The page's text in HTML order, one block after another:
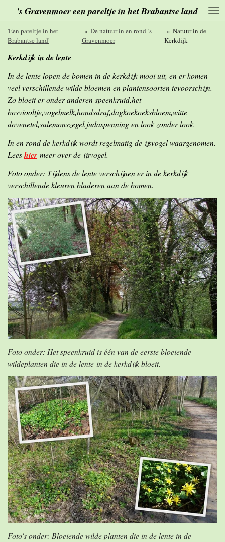
naar
de
's Gravenmoer een pareltje in het Brabantse land
'Een pareltje in het
Brabantse land'
» De natuur in en rond ’s
Gravenmoer
» Natuur in de
Kerkdijk
Kerkdijk in de lente
In de lente lopen de bomen in de kerkdijk mooi uit, en er komen
veel verschillende wilde bloemen en plantensoorten tevoorschijn.
Zo bloeit er onder anderen speenkruid,het
bosviooltje,vogelmelk,hondsdraf,dagkoekoeksbloem,witte
dovenetel,salemonszegel,judaspenning en look zonder look.
In en rond de kerkdijk wordt regelmatig de ijsvogel waargenomen.
Leeshier meer over de ijsvogel.
Foto onder: Tijdens de lente verschijnen er in de kerkdijk
verschillende kleuren bladeren aan de bomen.
Foto onder: Het speenkruid is één van de eerste bloeiende
wildeplanten die in de lente in de kerkdijk bloeit.
Foto's onder: Bloeiende wilde planten die in de lente in de